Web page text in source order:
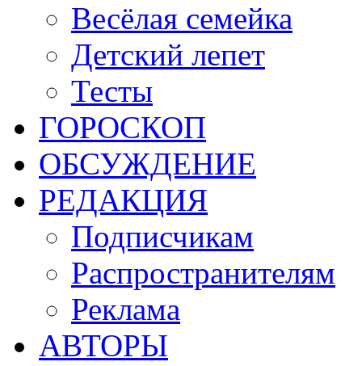
Весёлая семейка
Детский лепет
Тесты
ГОРОСКОП
ОБСУЖДЕНИЕ
РЕДАКЦИЯ
Подписчикам
Распространителям
Реклама
АВТОРЫ